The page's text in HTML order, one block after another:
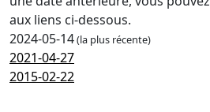
aux liens ci-dessous.
2024-05-14(la plus récente)
2021-04-27
2015-02-22